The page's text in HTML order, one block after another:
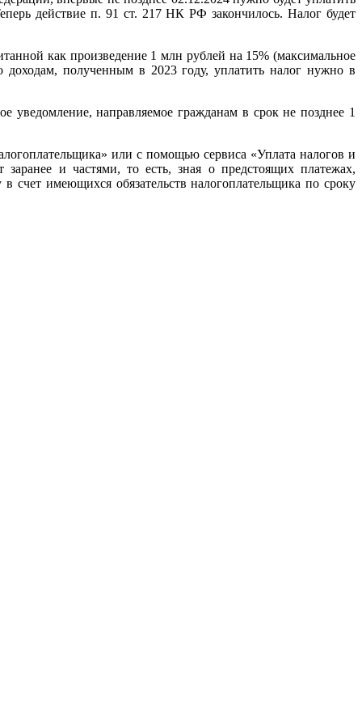
действие п. 91 ст. 217 НК РФ закончилось. Налог будет
как произведение 1 млн рублей на 15% (максимальное
полученным в 2023 году, уплатить налог нужно в
уведомление, направляемое гражданам в срок не позднее 1
или с помощью сервиса «Уплата налогов и
и частями, то есть, зная о предстоящих платежах,
счет имеющихся обязательств налогоплательщика по сроку